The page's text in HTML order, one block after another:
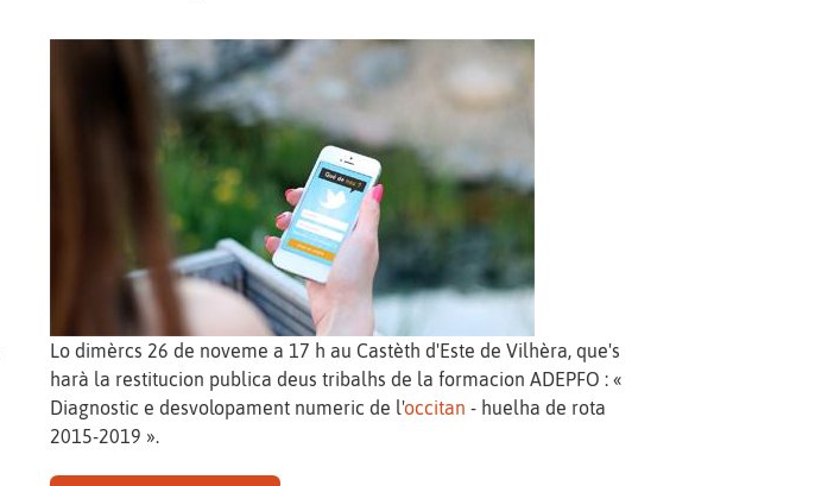
Lo dimèrcs 26 de noveme a 17 h au Castèth d'Este de Vilhèra, que's
harà la restitucion publica deus tribalhs de la formacion ADEPFO : «
Diagnostic e desvolopament numeric de l'occitan - huelha de rota
2015-2019 ».